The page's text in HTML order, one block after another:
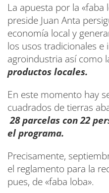
La apuesta por la
preside Juan Anta
economía local y
los usos tradicionales e
agroindustria así como
productos locales.
En este momento hay
cuadrados de tierras
28 parcelas con 22
el programa.
Precisamente,
el reglamento para la
pues, de «faba loba».